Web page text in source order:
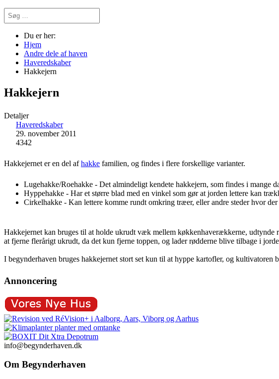
Søg
…
Du er her:
Hjem
Andre dele af haven
Haveredskaber
Hakkejern
Hakkejern
Detaljer
Haveredskaber
29. november 2011
4342
Hakkejernet er en del afhakke familien, og findes i flere forskellige varianter.
Lugehakke/Roehakke - Det almindeligt kendete hakkejern, som findes i mange
Hyppehakke - Har et større blad med en vinkel som gør at jorden lettere kan
Cirkelhakke - Kan lettere komme rundt omkring træer, eller andre steder hvor der
Hakkejernet kan bruges til at holde ukrudt væk mellem køkkenhaverækkerne,
at fjerne flerårigt ukrudt, da det kun fjerne toppen, og lader rødderne blive tilbage i
I begynderhaven bruges hakkejernet stort set kun til at hyppe kartofler, og kultivatoren
Annoncering
info@begynderhaven.dk
Om Begynderhaven